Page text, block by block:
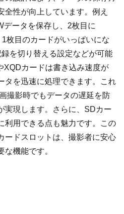
全性が向上しています。例え
データを保存し、2枚目に
枚目のカードがいっぱいにな
を切り替える設定などが可能
XQDカードは書き込み速度が
タを迅速に処理できます。これ
撮影時でもデータの遅延を防
実現します。さらに、SDカー
利用できる点も魅力です。この
ードスロットは、撮影者に安心
機能です。